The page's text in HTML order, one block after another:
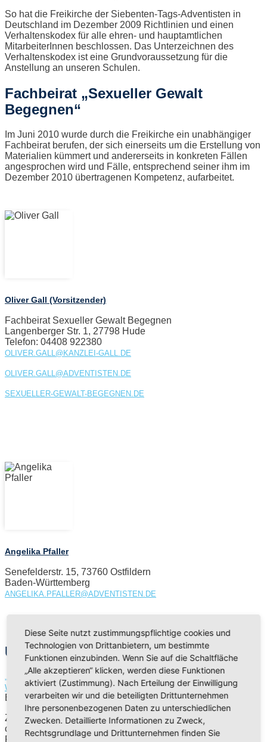
So hat die Freikirche der Siebenten-Tags-Adventisten in
Deutschland im Dezember 2009 Richtlinien und einen
Verhaltenskodex für alle ehren- und hauptamtlichen
MitarbeiterInnen beschlossen. Das Unterzeichnen des
Verhaltenskodex ist eine Grundvoraussetzung für die
Anstellung an unseren Schulen.
Fachbeirat „Sexueller Gewalt
Begegnen“
Im Juni 2010 wurde durch die Freikirche ein unabhängiger
Fachbeirat berufen, der sich einerseits um die Erstellung von
Materialien kümmert und andererseits in konkreten Fällen
angesprochen wird und Fälle, entsprechend seiner ihm im
Dezember 2010 übertragenen Kompetenz, aufarbeitet.
Oliver Gall (Vorsitzender)
Fachbeirat Sexueller Gewalt Begegnen
Langenberger Str. 1, 27798 Hude
Telefon: 04408 922380
OLIVER.GALL@KANZLEI-GALL.DE
OLIVER.GALL@ADVENTISTEN.DE
SEXUELLER-GEWALT-BEGEGNEN.DE
Angelika Pfaller
Senefelderstr. 15, 73760 Ostfildern
Baden-Württemberg
ANGELIKA.PFALLER@ADVENTISTEN.DE
Unsere Broschüren und Hilfsmittel
„SEXUELLER GEWALT BEGEGNEN“und
„WENN ICH MAL NICHT
WEITERWEISS“gibt es kostenfrei als PDF oder als gedruckte
Broschüre über:
Zentrallager der Siebenten-Tags-Adventisten
c/o Advent Verlag GmbH
Pulverweg 6, 21337 Lüneburg
Diese Seite nutzt zustimmungspflichtige cookies und
Technologien von Drittanbietern, um bestimmte
Funktionen einzubinden. Wenn Sie auf die Schaltfläche
„Alle akzeptieren“ klicken, werden diese Funktionen
aktiviert (Zustimmung). Nach Erteilung der Einwilligung
verarbeiten wir und die beteiligten Drittunternehmen
Ihre personenbezogenen Daten zu unterschiedlichen
Zwecken. Detaillierte Informationen zu Zweck,
Rechtsgrundlage und Drittunternehmen finden Sie